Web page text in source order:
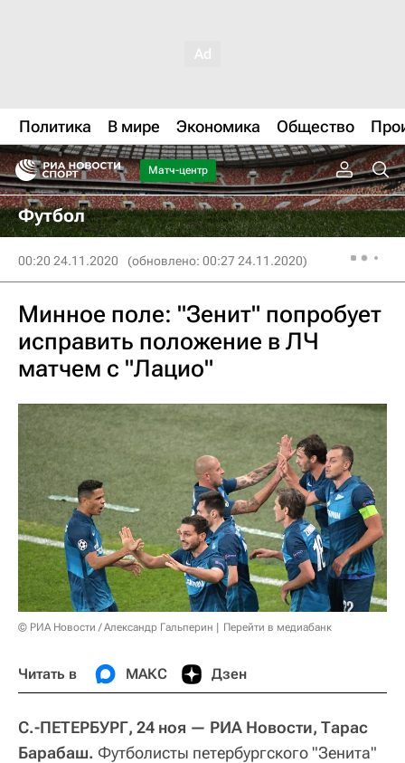
Политика В мире Экономика Общество
Матч-центр
Футбол
00:20 24.11.2020 (обновлено: 00:27 24.11.2020)
Минное поле: "Зенит" попробует
исправить положение в ЛЧ
матчем с "Лацио"
© РИА Новости / Александр Гальперин Перейти в медиабанк
Читать в МАКС Дзен
С.-ПЕТЕРБУРГ, 24 ноя — РИА Новости, Тарас
Барабаш. Футболисты петербургского "Зенита"